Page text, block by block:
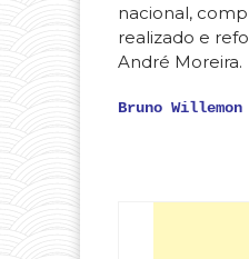
nacional,
realizado e
André Moreira.
Bruno Willemon